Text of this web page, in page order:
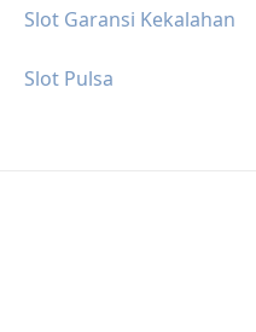
Slot Garansi Kekalahan
Slot Pulsa